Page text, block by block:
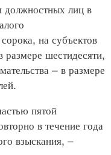
лиц в
на субъектов
размере шестидесяти,
– в размере
пятой
в течение года
взыскания, –